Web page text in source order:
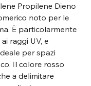
Propilene Dieno
noto per le
È particolarmente
raggi UV, e
per spazi
Il colore rosso
a delimitare